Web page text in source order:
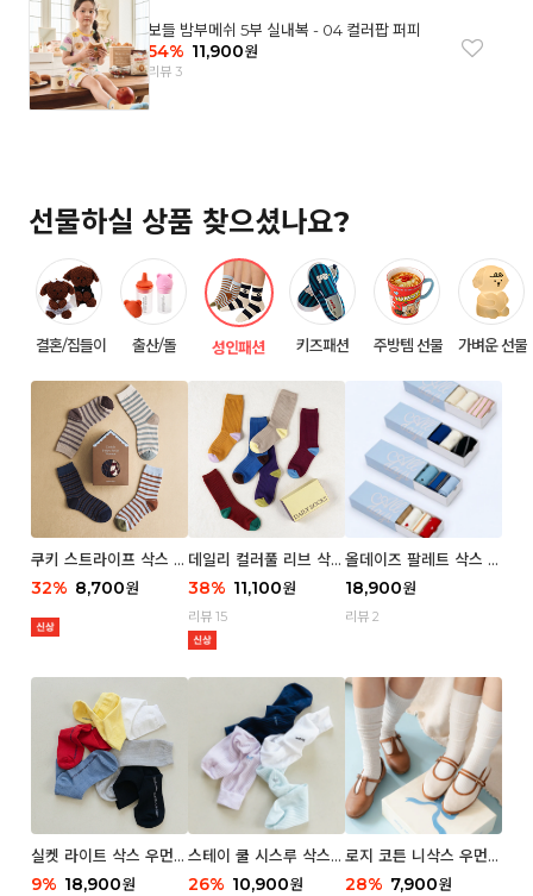
보들 밤부메쉬 5부 실내복 - 04 컬러팝 퍼피
54% 11,900원
리뷰 3
선물하실 상품 찾으셨나요?
결혼/집들이 출산/돌 성인패션 키즈패션 주방템 선물 가벼운 선물
쿠키 스트라이프 삭스 우
먼 2P
32% 8,700원
데일리 컬러풀 리브 삭스
우먼 3P 세트
38% 11,100원
리뷰 15
올데이즈 팔레트 삭스 우
먼 5P
18,900원
리뷰 2
실켓 라이트 삭스 우먼 3
P
9% 18,900원
스테이 쿨 시스루 삭스
우먼 2P
26% 10,900원
로지 코튼 니삭스 우먼 1
P
28% 7,900원